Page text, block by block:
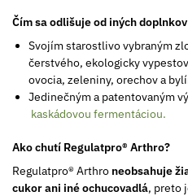
Čím sa odlišuje od iných
Svojím starostlivo vybraným
čerstvého, ekologicky
ovocia, zeleniny, orechov a
Jedinečným a patentovaným
kaskádovou fermentáciou.
Ako chutí Regulatpro® Arthro?
Regulatpro® Arthro neobsahuje
cukor ani iné ochucovadlá, preto